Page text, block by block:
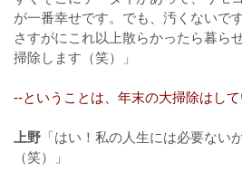
が一番幸せです。でも、汚くないで
さすがにこれ以上散らかったら暮ら
掃除します（笑）」
--ということは、年末の大掃除はして
上野 「はい！私の人生には必要ない
（笑）」